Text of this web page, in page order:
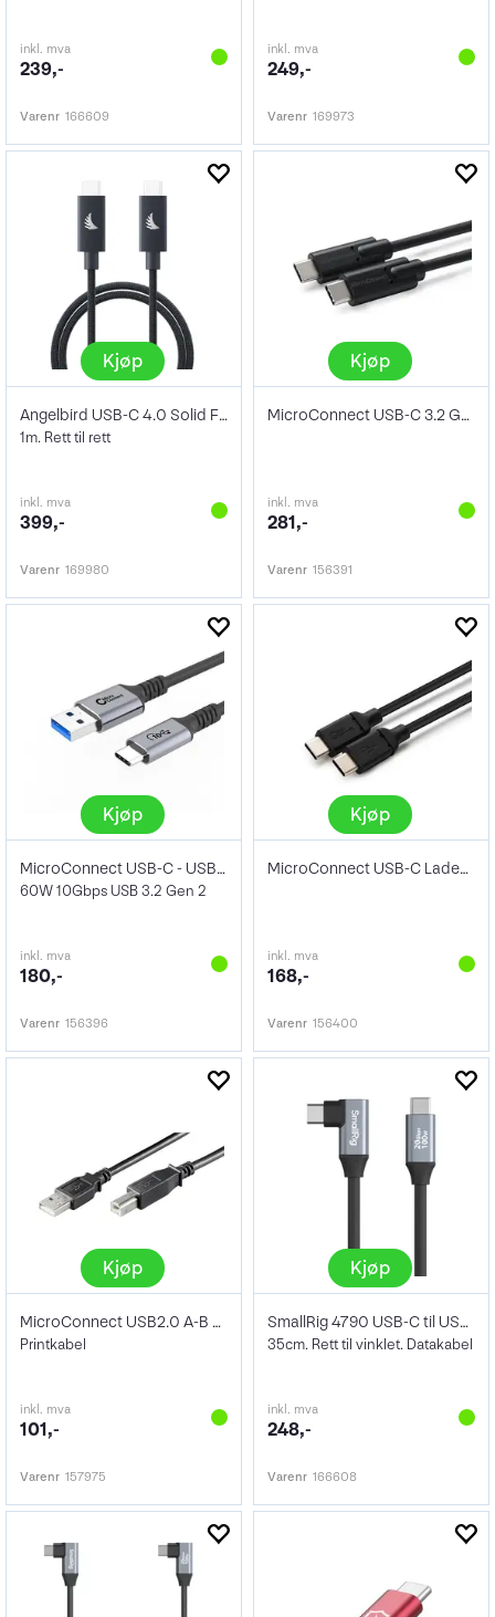
inkl. mva
239,-
Varenr 166609
inkl. mva
249,-
Varenr 169973
Kjøp
Angelbird USB-C 4.0 Solid Flex Blue 1m
1m. Rett til rett
inkl. mva
399,-
Varenr 169980
Kjøp
MicroConnect USB-C 3.2 Gen2 Sort 1m
inkl. mva
281,-
Varenr 156391
Kjøp
MicroConnect USB-C - USB-A Kabel 1m
60W 10Gbps USB 3.2 Gen 2
inkl. mva
180,-
Varenr 156396
Kjøp
MicroConnect USB-C Ladekabel Sort 1.5m
inkl. mva
168,-
Varenr 156400
Kjøp
MicroConnect USB2.0 A-B Kabel 5m
Printkabel
inkl. mva
101,-
Varenr 157975
Kjøp
SmallRig 4790 USB-C til USB-C 35cm
35cm. Rett til vinklet. Datakabel
inkl. mva
248,-
Varenr 166608